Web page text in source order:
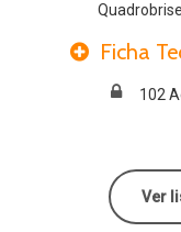
Ficha
102
Ver